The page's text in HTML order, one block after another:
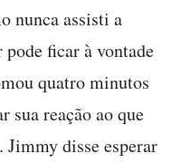
nunca assisti a
ficar à vontade
quatro minutos
sua reação ao que
Jimmy disse esperar